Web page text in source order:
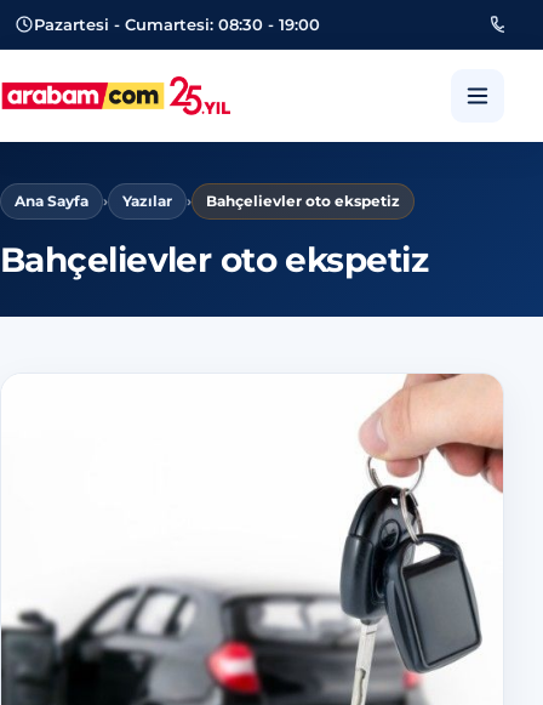
Pazartesi - Cumartesi: 08:30 - 19:00
arabam.com Güngören oto
Ana Sayfa › Yazılar › Bahçelievler oto ekspetiz
Bahçelievler oto ekspetiz